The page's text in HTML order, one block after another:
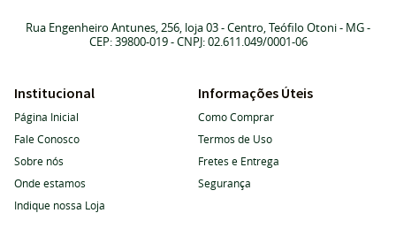
Rua Engenheiro Antunes, 256, loja 03-Centro, Teófilo Otoni- MG-
CEP: 39800-019- CNPJ: 02.611.049/0001-06
Institucional
Página Inicial
Fale Conosco
Sobre nós
Onde estamos
Indique nossa Loja
Informações Úteis
Como Comprar
Termos de Uso
Fretes e Entrega
Segurança